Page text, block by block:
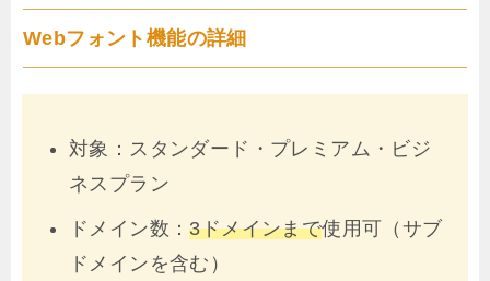
Webフォント機能の詳細
対象：スタンダード・プレミアム・ビジ
ネスプラン
ドメイン数：3ドメインまで使用可（サブ
ドメインを含む）